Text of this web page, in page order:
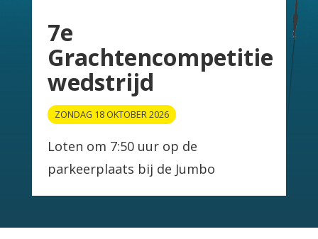
7e
Grachtencompetitie
wedstrijd
ZONDAG 18 OKTOBER 2026
Loten om 7:50 uur op de
parkeerplaats bij de Jumbo